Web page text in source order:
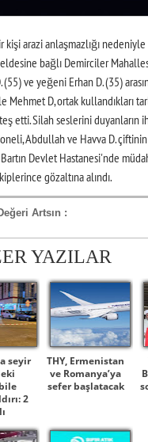
kişi arazi anlaşmazlığı
bağlı Demirciler
ve yeğeni Erhan D. (35)
Mehmet D, ortak kullandıkları
etti. Silah seslerini duyanların
Abdullah ve Havva D.
Bartın Devlet Hastanesi'nde
gözaltına alındı.
Artsın :
YAZILAR
seyir
2
THY, Ermenistan
ve Romanya’ya
sefer başlatacak